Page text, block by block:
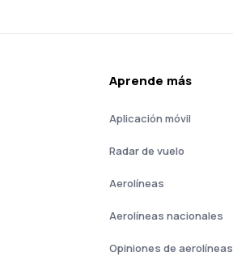
Aprende más
Aplicación móvil
Radar de vuelo
Aerolíneas
Aerolíneas nacionales
Opiniones de aerolíneas